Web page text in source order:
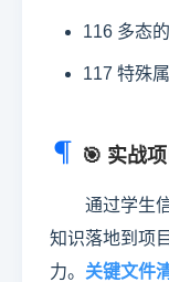
116 多态
117 特殊
🎯 实战项
通过学生
知识落地到项
力。 关键文件